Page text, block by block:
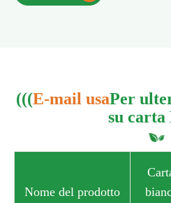
(((E-mail usaPer
su carta
Nome del prodotto